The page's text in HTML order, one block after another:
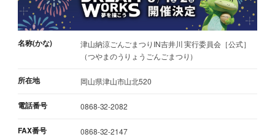
名称(かな)
津山納涼ごんごまつりIN吉井川 実行委員会［公式］
（つやまのうりょうごんごまつり）
所在地 岡山県津山市山北520
電話番号 0868-32-2082
FAX番号 0868-32-2147